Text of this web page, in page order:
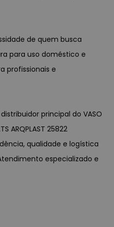
de quem busca
para uso doméstico e
profissionais e
principal do VASO
ARQPLAST 25822
qualidade e logística
especializado e